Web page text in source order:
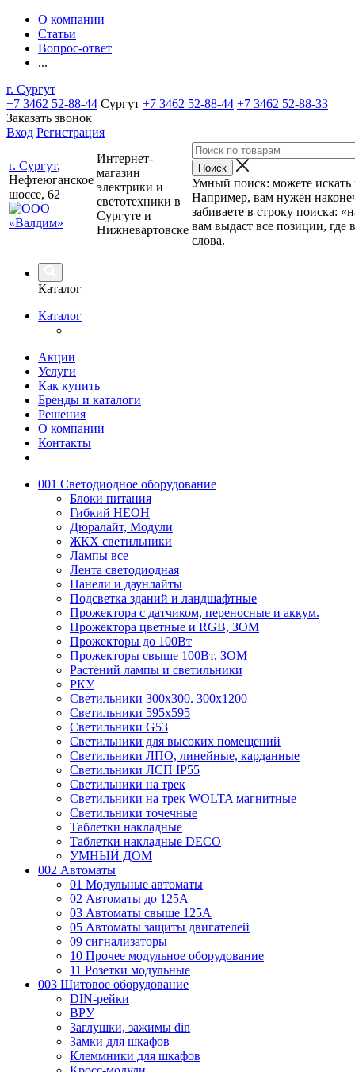
О компании
Статьи
Вопрос-ответ
...
г. Сургут
+7 3462 52-88-44 Сургут +7 3462 52-88-44 +7 3462 52-88-33
Заказать звонок
Вход Регистрация
г. Сургут,
Нефтеюганское
шоссе, 62
Интернет-
магазин
электрики и
светотехники в
Сургуте и
Нижневартовске
Умный поиск: можете искать
Например, вам нужен
забиваете в строку поиска:
вам выдаст все позиции, где
слова.
Каталог
Каталог
Акции
Услуги
Как купить
Бренды и каталоги
Решения
О компании
Контакты
001 Светодиодное оборудование
Блоки питания
Гибкий НЕОН
Дюралайт, Модули
ЖКХ светильники
Лампы все
Лента светодиодная
Панели и даунлайты
Подсветка зданий и ландшафтные
Прожектора с датчиком, переносные и аккум.
Прожектора цветные и RGB, ЗОМ
Прожекторы до 100Вт
Прожекторы свыше 100Вт, ЗОМ
Растений лампы и светильники
РКУ
Светильники 300х300. 300х1200
Светильники 595х595
Светильники G53
Светильники для высоких помещений
Светильники ЛПО, линейные, карданные
Светильники ЛСП IP55
Светильники на трек
Светильники на трек WOLTA магнитные
Светильники точечные
Таблетки накладные
Таблетки накладные DECO
УМНЫЙ ДОМ
002 Автоматы
01 Модульные автоматы
02 Автоматы до 125А
03 Автоматы свыше 125А
05 Автоматы защиты двигателей
09 сигнализаторы
10 Прочее модульное оборудование
11 Розетки модульные
003 Щитовое оборудование
DIN-рейки
ВРУ
Заглушки, зажимы din
Замки для шкафов
Клеммники для шкафов